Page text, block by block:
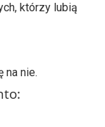
którzy lubią
na nie.